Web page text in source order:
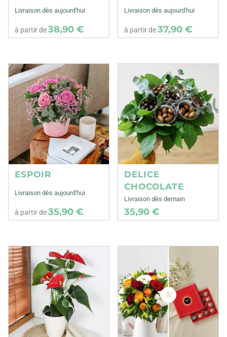
Livraison dès aujourd'hui
à partir de38,90 €
Livraison dès aujourd'hui
à partir de37,90 €
ESPOIR
Livraison dès aujourd'hui
à partir de35,90 €
DELICE
CHOCOLATE
Livraison dès demain
35,90 €